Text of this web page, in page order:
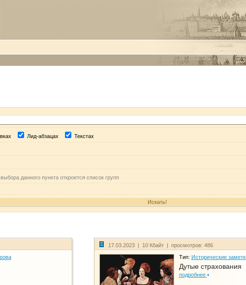
Лид-абзацах Текстах
данного пункта откроется список групп
17.03.2023 | 10 Кбайт | просмотров: 486
Тип: Исторические
Дутые страхования
подробнее